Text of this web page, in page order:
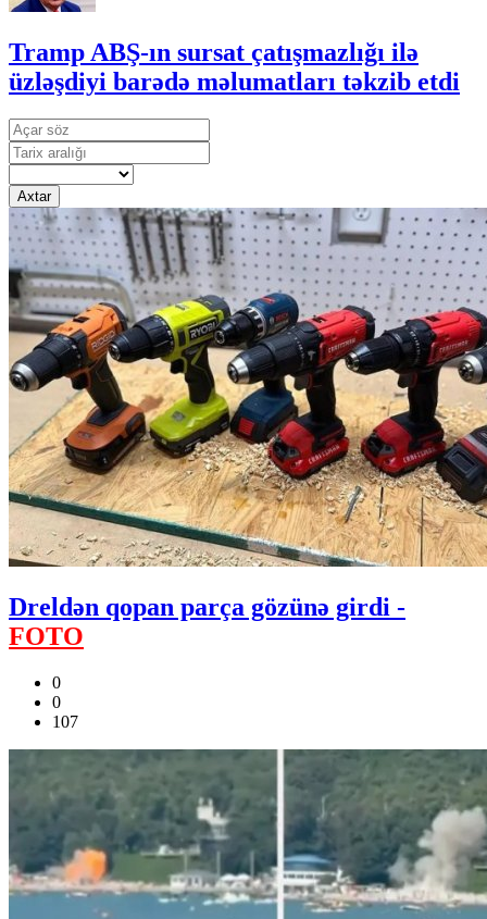
Tramp ABŞ-ın sursat çatışmazlığı ilə
üzləşdiyi barədə məlumatları təkzib etdi
Axtar
Dreldən qopan parça gözünə girdi -
FOTO
0
0
107